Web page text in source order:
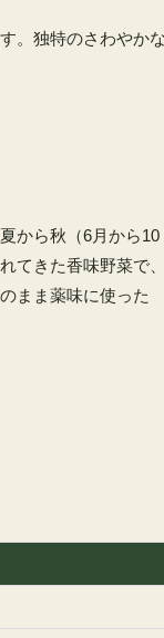
。独特のさわやか
から秋（6月から10
てきた香味野菜で
まま薬味に使った